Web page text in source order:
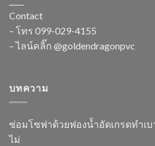
Contact
– โทร 099-029-4155
– ไลน์คลิ๊ก @goldendragonpvc
บทความ
ซ่อมโซฟาด้วยฟองน้ำอัดเกรดทำเ
ไม่